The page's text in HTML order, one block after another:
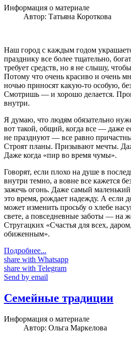
Информация о материале
Автор: Татьяна Короткова
Наш город с каждым годом
празднику все более тщательно,
требует средств, но я не слышу,
Потому что очень красиво и очень
ночью приносят какую-то особую,
Смотришь — и хорошо делается.
внутри.
Я думаю, что людям обязательно
вот такой, общий, когда все — даже
не празднуют — все равно
Строят планы. Призывают мечты.
Даже когда «пир во время чумы».
Говорят, если плохо на душе в
внутри темно, а вовне все кажется
зажечь огонь. Даже самый
это время, рождает надежду. А если
может изменить просьбу о хлебе
свете, а повседневные заботы — на
Стругацких «Счастья для всех,
обиженным».
Подробнее...
share with Whatsapp
share with Telegram
Send by email
Семейные традиции
Информация о материале
Автор: Ольга Маркелова